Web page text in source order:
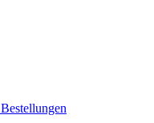
Bestellungen